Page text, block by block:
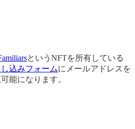
というNFTを所有している
込みフォームにメールアドレスを
能になります。